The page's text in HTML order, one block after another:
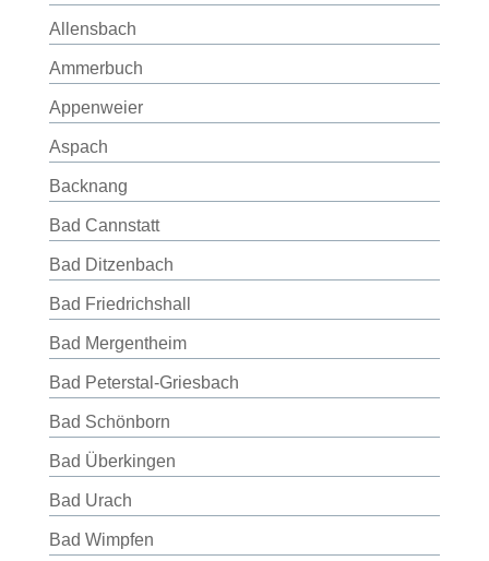
Allensbach
Ammerbuch
Appenweier
Aspach
Backnang
Bad Cannstatt
Bad Ditzenbach
Bad Friedrichshall
Bad Mergentheim
Bad Peterstal-Griesbach
Bad Schönborn
Bad Überkingen
Bad Urach
Bad Wimpfen